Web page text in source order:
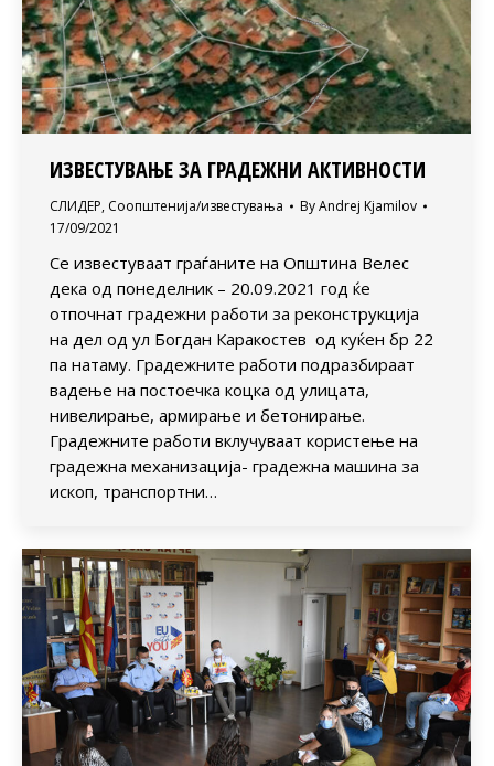
ИЗВЕСТУВАЊЕ ЗА ГРАДЕЖНИ АКТИВНОСТИ
СЛИДЕР, Соопштенија/известувања ByAndrej Kjamilov
17/09/2021
Се известуваат граѓаните на Општина Велес
дека од понеделник – 20.09.2021 год ќе
отпочнат градежни работи за реконструкција
на дел од ул Богдан Каракостев од куќен бр 22
па натаму. Градежните работи подразбираат
вадење на постоечка коцка од улицата,
нивелирање, армирање и бетонирање.
Градежните работи вклучуваат користење на
градежна механизација- градежна машина за
ископ, транспортни…